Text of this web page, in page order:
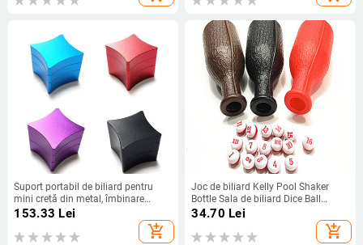
Suport portabil de biliard pentru
mini cretă din metal, îmbinare
pentru crete pentru piscină, cutie de
transport, cutie de sufocare pentru
biliard, accesorii pentru snooker
153.33 Lei
add_shopping_cart
Joc de biliard Kelly Pool Shaker
Bottle Sala de biliard Dice Ball
Room DivertismentCu set standard
34.70 Lei
add_shopping_cart